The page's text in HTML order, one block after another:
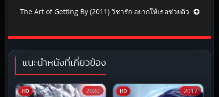
The Art of Getting By (2011) วิชารัก อยากให้เธอช่วยติว
แนะนำหนังที่เกี่ยวข้อง
HD 2020 HD 2017